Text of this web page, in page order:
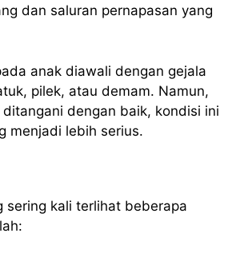
dan saluran pernapasan yang
anak diawali dengan gejala
pilek, atau demam. Namun,
dengan baik, kondisi ini
menjadi lebih serius.
sering kali terlihat beberapa